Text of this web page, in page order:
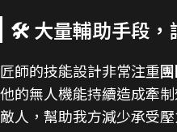
🛠️ 大量輔助手段，
匠師的技能設計非常注重
他的無人機能持續造成牽
敵人，幫助我方減少承受壓